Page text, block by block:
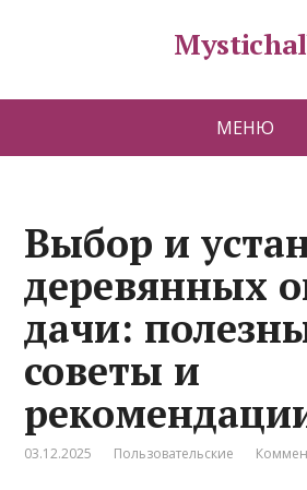
МЕНЮ
Выбор и
деревянных
дачи:
советы и
03.12.2025 Пользовательские